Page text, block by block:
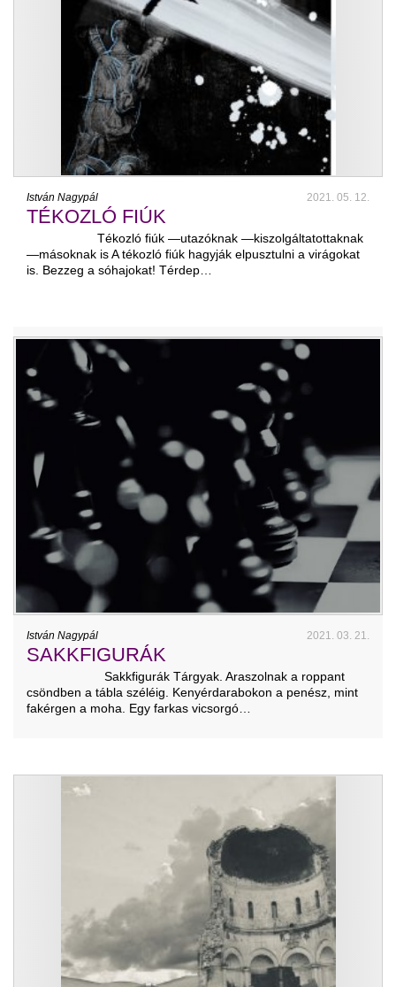
István Nagypál 2021. 05. 12.
TÉKOZLÓ FIÚK
Tékozló fiúk —utazóknak —kiszolgáltatottaknak
—másoknak is A tékozló fiúk hagyják elpusztulni a virágokat
is. Bezzeg a sóhajokat! Térdep…
István Nagypál 2021. 03. 21.
SAKKFIGURÁK
Sakkfigurák Tárgyak. Araszolnak a roppant
csöndben a tábla széléig. Kenyérdarabokon a penész, mint
fakérgen a moha. Egy farkas vicsorgó…